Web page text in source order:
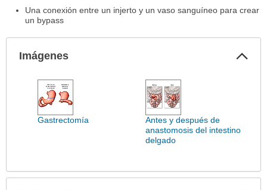
Una conexión entre un injerto y un vaso sanguíneo para crear
un bypass
Imágenes
Imágenes
extendido.Gastrectomía
Antes y después de
anastomosis del intestino
delgado